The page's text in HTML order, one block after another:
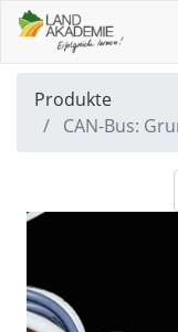
Produkte
CAN-Bus: